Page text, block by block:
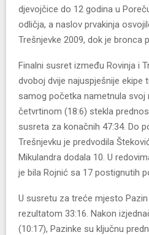
djevojčice do 12 godina u
odličja, a naslov prvakinja
Trešnjevke 2009, dok je bronca
Finalni susret između Rovinja i
dvoboj dvije najuspješnije ekipe
samog početka nametnula
četvrtinom (18:6) stekla
susreta za konačnih 47:34. Do
Trešnjevku je predvodila
Mikulandra dodala 10. U
je bila Rojnić sa 17 postignutih
U susretu za treće mjesto
rezultatom 33:16. Nakon
(10:17), Pazinke su ključnu